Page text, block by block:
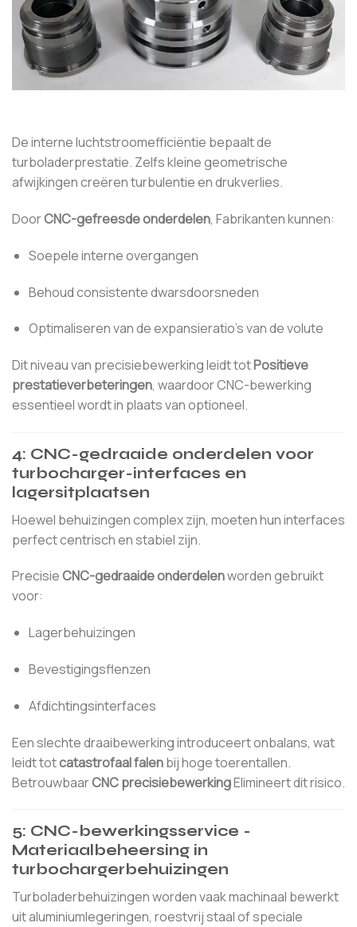
De interne luchtstroomefficiëntie bepaalt de
turboladerprestatie. Zelfs kleine geometrische
afwijkingen creëren turbulentie en drukverlies.
DoorCNC-gefreesde onderdelen, Fabrikanten kunnen:
Soepele interne overgangen
Behoud consistente dwarsdoorsneden
Optimaliseren van de expansieratio's van de volute
Dit niveau van precisiebewerking leidt totPositieve
prestatieverbeteringen, waardoor CNC-bewerking
essentieel wordt in plaats van optioneel.
4: CNC-gedraaide onderdelen voor
turbocharger-interfaces en
lagersitplaatsen
Hoewel behuizingen complex zijn, moeten hun interfaces
perfect centrisch en stabiel zijn.
PrecisieCNC-gedraaide onderdelenworden gebruikt
voor:
Lagerbehuizingen
Bevestigingsflenzen
Afdichtingsinterfaces
Een slechte draaibewerking introduceert onbalans, wat
leidt totcatastrofaal falenbij hoge toerentallen.
BetrouwbaarCNC precisiebewerkingElimineert dit risico.
5: CNC-bewerkingsservice -
Materiaalbeheersing in
turbochargerbehuizingen
Turboladerbehuizingen worden vaak machinaal bewerkt
uit aluminiumlegeringen, roestvrij staal of speciale